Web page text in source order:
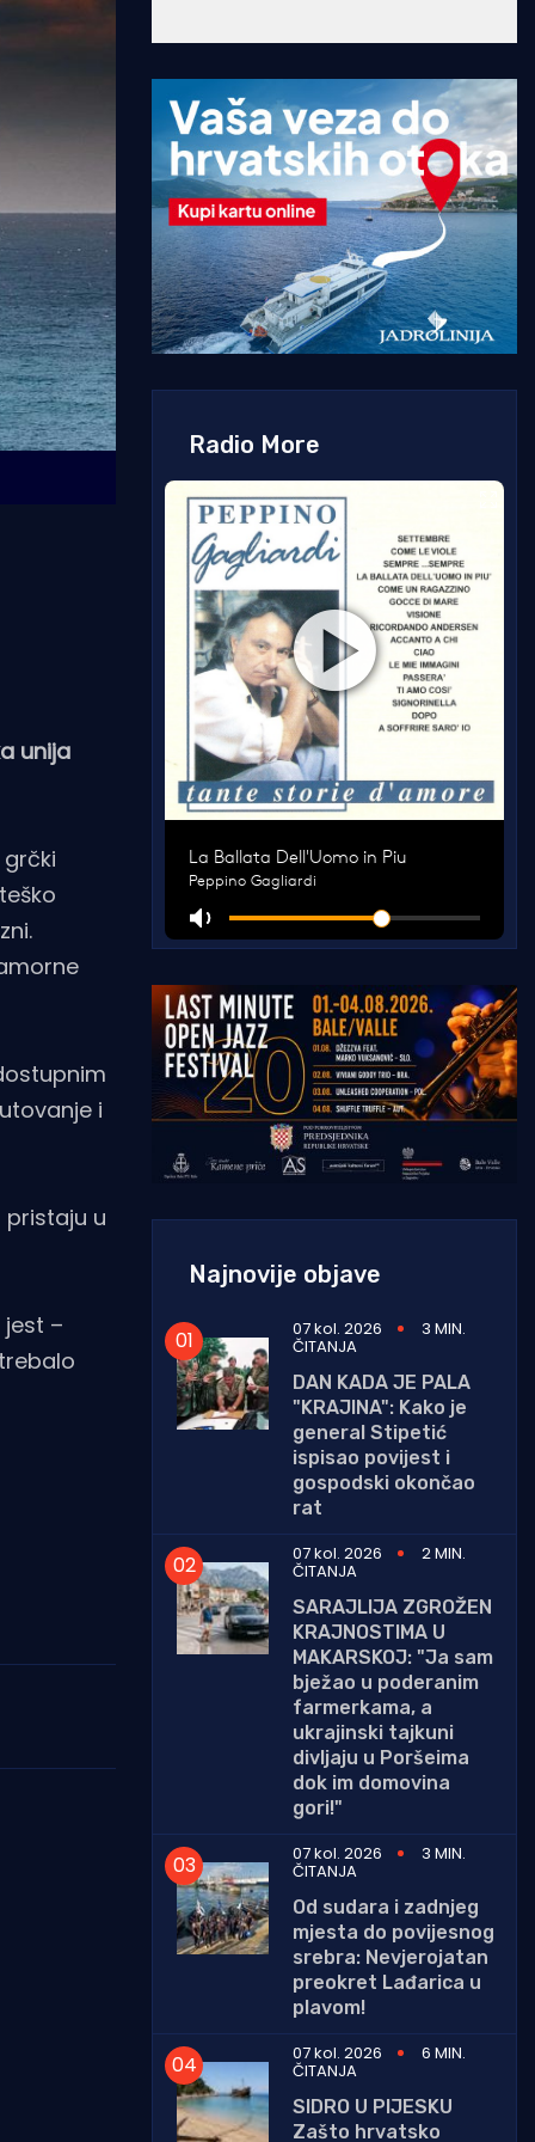
unija
i
pristaju u
–
Radio More
Najnovije objave
07 kol. 2026 3 MIN.
ČITANJA
DAN KADA JE PALA
"KRAJINA": Kako je
general Stipetić
ispisao povijest i
gospodski okončao
rat
07 kol. 2026
2 MIN.
ČITANJA
SARAJLIJA ZGROŽEN
KRAJNOSTIMA U
MAKARSKOJ: "Ja sam
bježao u poderanim
farmerkama, a
ukrajinski tajkuni
divljaju u Poršeima
dok im domovina
gori!"
07 kol. 2026
3 MIN.
ČITANJA
Od sudara i zadnjeg
mjesta do povijesnog
srebra: Nevjerojatan
preokret Lađarica u
plavom!
07 kol. 2026
6 MIN.
ČITANJA
SIDRO U PIJESKU
Zašto hrvatsko